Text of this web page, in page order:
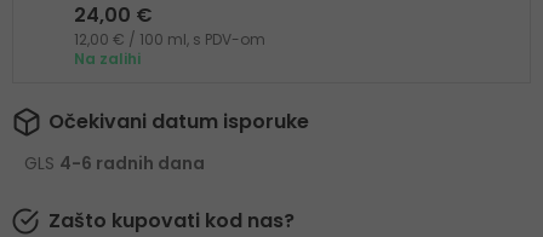
24,00 €
12,00 € / 100 ml, s PDV-om
Na zalihi
Očekivani datum isporuke
GLS 4-6 radnih dana
Zašto kupovati kod nas?